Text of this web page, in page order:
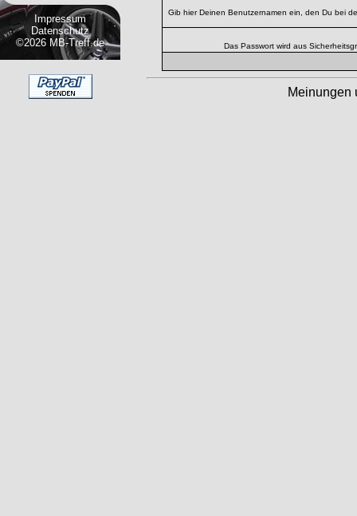
Impressum
Datenschutz
©2026 MB-Treff.de
Gib hier Deinen Benutzernamen ein, den Du bei
Das Passwort wird aus
Meinungen